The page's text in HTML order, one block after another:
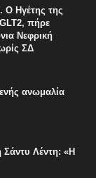
Ο Ηγέτης της
πήρε
Νεφρική
ΣΔ
ανωμαλία
Σάντυ Λέντη: «Η